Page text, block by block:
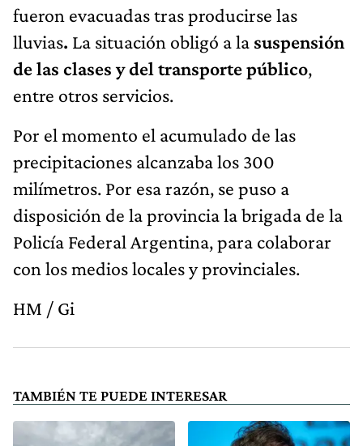
fueron evacuadas tras producirse las
lluvias. La situación obligó a la suspensión
de las clases y del transporte público,
entre otros servicios.
Por el momento el acumulado de las
precipitaciones alcanzaba los 300
milímetros. Por esa razón, se puso a
disposición de la provincia la brigada de la
Policía Federal Argentina, para colaborar
con los medios locales y provinciales.
HM / Gi
TAMBIÉN TE PUEDE INTERESAR